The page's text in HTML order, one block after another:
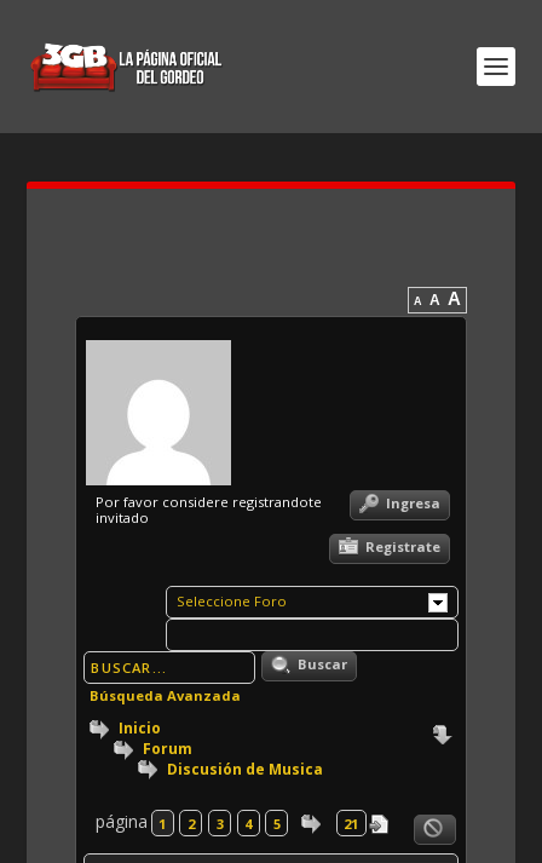
A A A
Por favor considere registrandote
invitado
Ingresa
Registrate
Seleccione Foro
Buscar
Búsqueda Avanzada
Inicio
Forum
Discusión de Musica
página 1 2 3 4 5 21